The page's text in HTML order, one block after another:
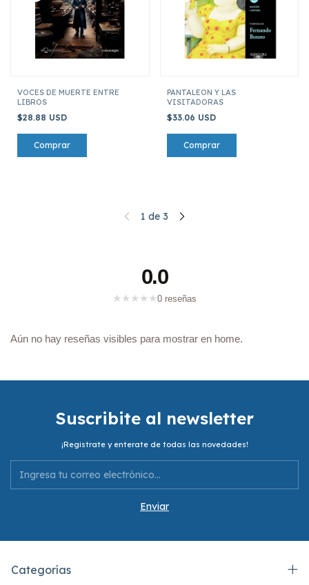
VOCES DE MUERTE ENTRE
LIBROS
$28.88 USD
PANTALEON Y LAS
VISITADORAS
$33.06 USD
1 de 3
0.0
★ ★ ★ ★ ★0 reseñas
Aún no hay reseñas visibles para mostrar en home.
Suscribite al newsletter
¡Registrate y enterate de todas las novedades!
Categorías